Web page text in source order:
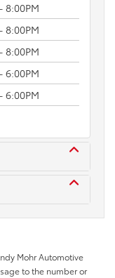
8:00PM
8:00PM
8:00PM
6:00PM
6:00PM
Mohr Automotive
to the number or